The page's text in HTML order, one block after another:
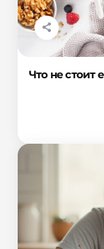
Что не стоит